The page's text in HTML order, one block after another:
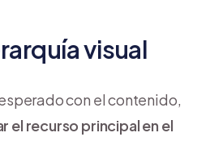
visual
con el contenido,
el recurso principal en el